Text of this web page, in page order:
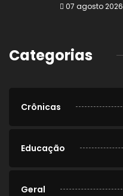
07 agosto 2026
Categorias
Crônicas
Educação
Geral